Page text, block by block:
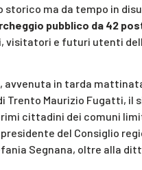
storico ma da tempo in
pubblico da 42
visitatori e futuri utenti
avvenuta in tarda
Trento Maurizio Fugatti, il
cittadini dei comuni
del Consiglio
Segnana, oltre alla